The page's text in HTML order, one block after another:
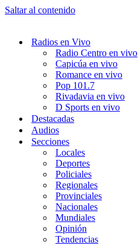
Saltar al contenido
Radios en Vivo
Radio Centro en vivo
Capicúa en vivo
Romance en vivo
Pop 101.7
Rivadavia en vivo
D Sports en vivo
Destacadas
Audios
Secciones
Locales
Deportes
Policiales
Regionales
Provinciales
Nacionales
Mundiales
Opinión
Tendencias